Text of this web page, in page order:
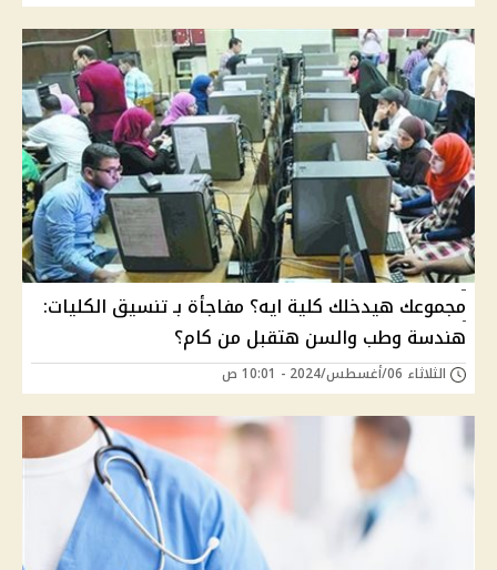
مجموعك هيدخلك كلية ايه؟ مفاجأة بـ تنسيق الكليات:
هندسة وطب والسن هتقبل من كام؟
الثلاثاء 06/أغسطس/2024 - 10:01 ص